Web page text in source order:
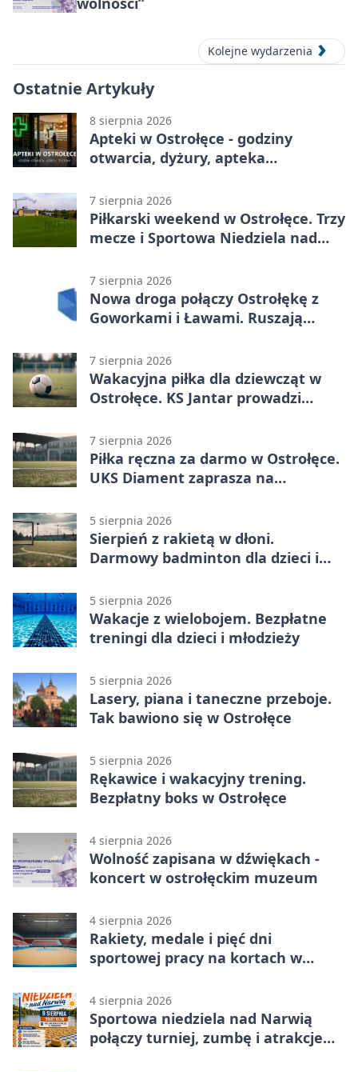
Kolejne wydarzenia
Ostatnie Artykuły
8 sierpnia 2026
Apteki w Ostrołęce - godziny
otwarcia, dyżury, apteka
7 sierpnia 2026
Piłkarski weekend w Ostrołęce. Trzy
mecze i Sportowa Niedziela nad
7 sierpnia 2026
Nowa droga połączy Ostrołękę z
Goworkami i Ławami. Ruszają
7 sierpnia 2026
Wakacyjna piłka dla dziewcząt w
Ostrołęce. KS Jantar prowadzi
7 sierpnia 2026
Piłka ręczna za darmo w Ostrołęce.
UKS Diament zaprasza na
5 sierpnia 2026
Sierpień z rakietą w dłoni.
Darmowy badminton dla dzieci i
5 sierpnia 2026
Wakacje z wielobojem. Bezpłatne
treningi dla dzieci i młodzieży
5 sierpnia 2026
Lasery, piana i taneczne przeboje.
Tak bawiono się w Ostrołęce
5 sierpnia 2026
Rękawice i wakacyjny trening.
Bezpłatny boks w Ostrołęce
4 sierpnia 2026
Wolność zapisana w dźwiękach -
koncert w ostrołęckim muzeum
4 sierpnia 2026
Rakiety, medale i pięć dni
sportowej pracy na kortach w
4 sierpnia 2026
Sportowa niedziela nad Narwią
połączy turniej, zumbę i atrakcje